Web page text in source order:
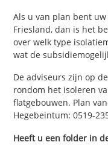
Als u van plan bent
Friesland, dan is het
over welk type
wat de
De adviseurs zijn op
rondom het isoleren
flatgebouwen. Plan
Hegebeintum: 0519-
Heeft u een folder in